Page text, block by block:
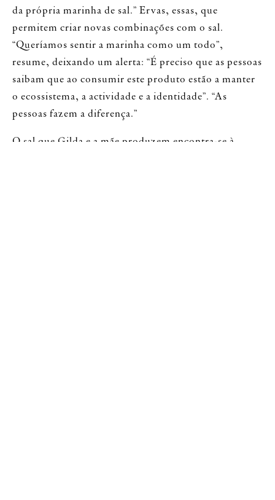
da própria marinha de sal.” Ervas, essas, que
permitem criar novas combinações com o sal.
“Queríamos sentir a marinha como um todo”,
resume, deixando um alerta: “É preciso que as pessoas
saibam que ao consumir este produto estão a manter
o ecossistema, a actividade e a identidade”. “As
pessoas fazem a diferença.”
O sal que Gilda e a mãe produzem encontra-se à